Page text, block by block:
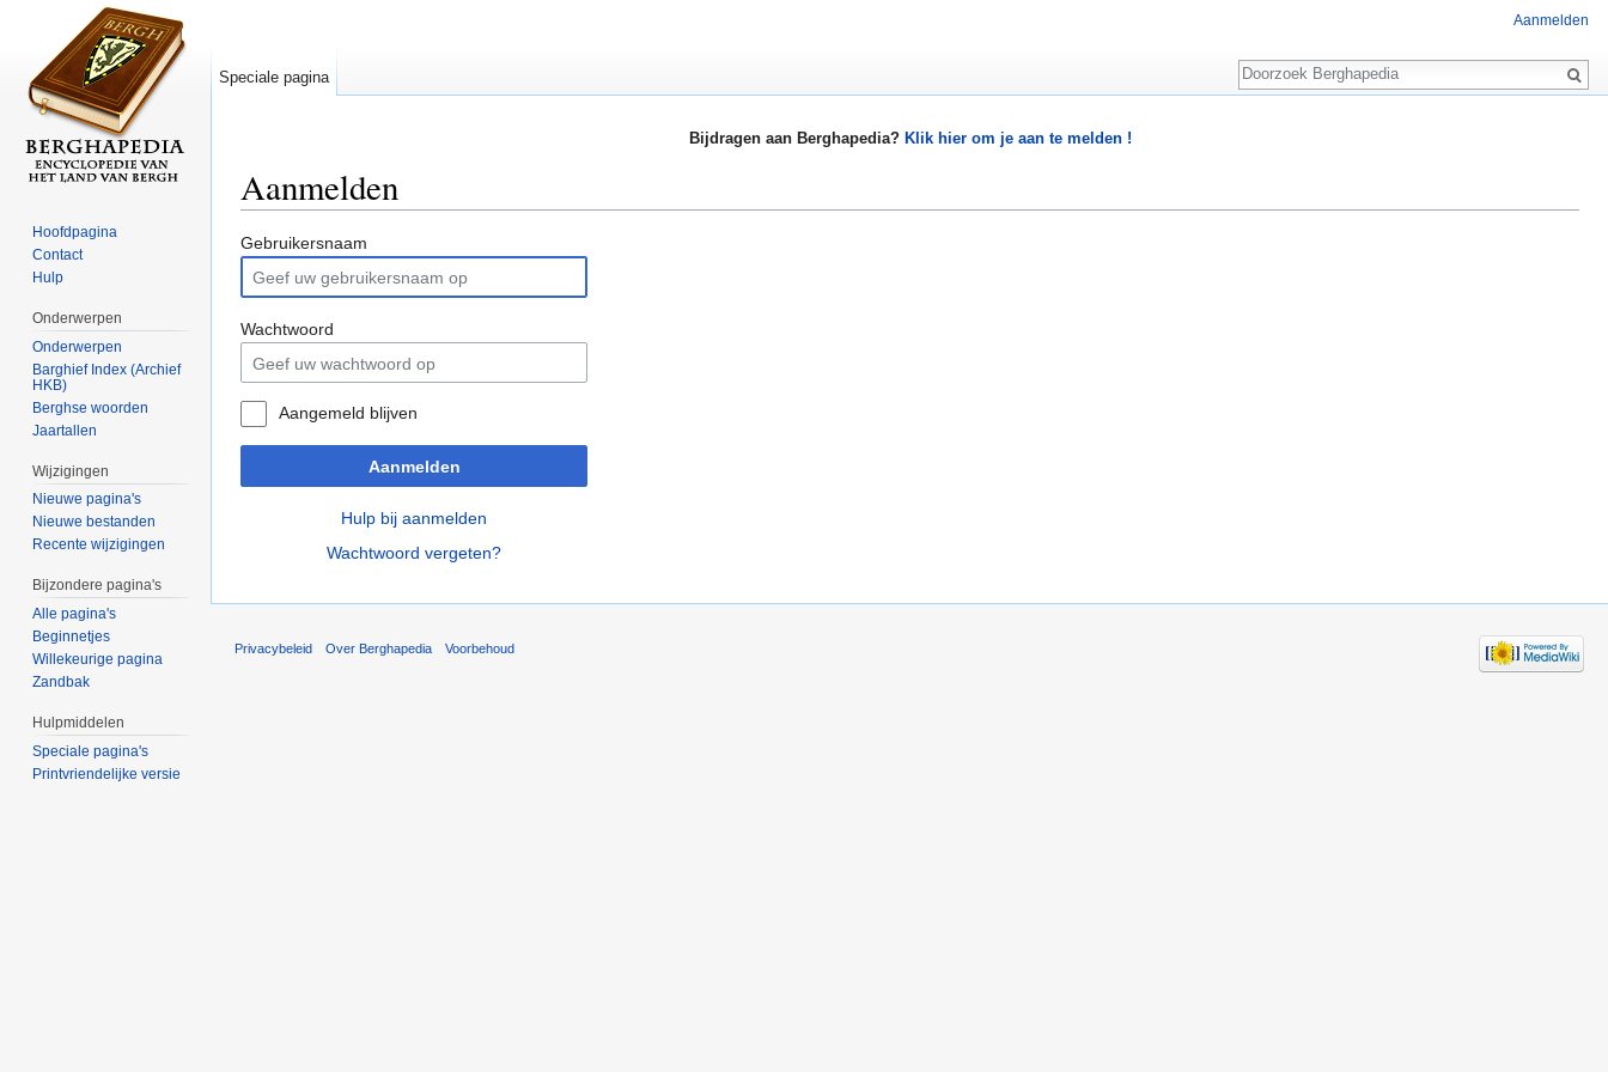
Bijdragen aan Berghapedia? Klik hier om je aan te melden !
Aanmelden
Gebruikersnaam
Wachtwoord
Aangemeld blijven
Aanmelden
Hulp bij aanmelden
Wachtwoord vergeten?
Aanmelden
Speciale pagina
Zoeken
Hoofdpagina
Contact
Hulp
Onderwerpen
Onderwerpen
Barghief Index (Archief
HKB)
Berghse woorden
Jaartallen
Wijzigingen
Nieuwe pagina's
Nieuwe bestanden
Recente wijzigingen
Bijzondere pagina's
Alle pagina's
Beginnetjes
Willekeurige pagina
Zandbak
Hulpmiddelen
Speciale pagina's
Printvriendelijke versie
Privacybeleid Over Berghapedia Voorbehoud